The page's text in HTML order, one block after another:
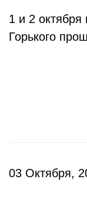
1 и 2
Горького
03 Октября,